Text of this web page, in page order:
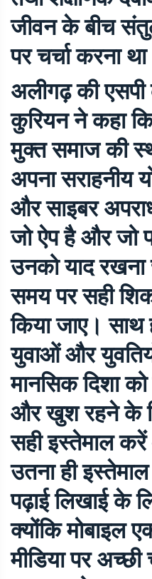
जीवन के बीच
पर चर्चा करना
अलीगढ़ की एसपी
कुरियन ने कहा
मुक्त समाज की
अपना सराहनीय
और साइबर
जो ऐप है और जो
उनको याद रखना
समय पर सही
किया जाए। साथ
युवाओं और
मानसिक दिशा
और खुश रहने के
सही इस्तेमाल
उतना ही
पढ़ाई लिखाई के
क्योंकि मोबाइल
मीडिया पर